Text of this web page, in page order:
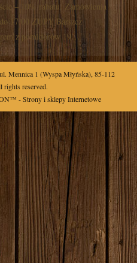
– 10% rabatu. Zamówienia
17.00 ZUPY Barszcz
z pomidorów 19…
ul. Mennica 1 (Wyspa Młyńska), 85-112
rights reserved.
-Strony i sklepy Internetowe